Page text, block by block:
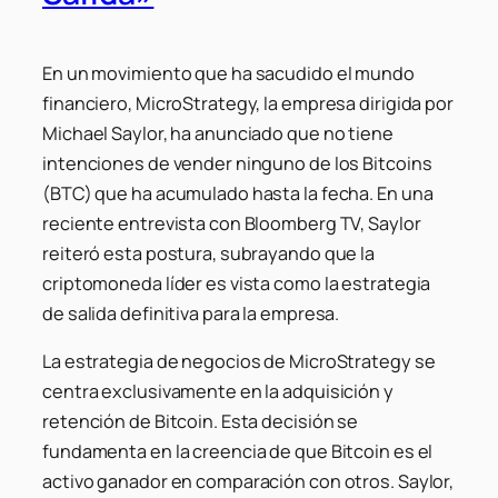
En un movimiento que ha sacudido el mundo
financiero, MicroStrategy, la empresa dirigida por
Michael Saylor, ha anunciado que no tiene
intenciones de vender ninguno de los Bitcoins
(BTC) que ha acumulado hasta la fecha. En una
reciente entrevista con Bloomberg TV, Saylor
reiteró esta postura, subrayando que la
criptomoneda líder es vista como la estrategia
de salida definitiva para la empresa.
La estrategia de negocios de MicroStrategy se
centra exclusivamente en la adquisición y
retención de Bitcoin. Esta decisión se
fundamenta en la creencia de que Bitcoin es el
activo ganador en comparación con otros. Saylor,